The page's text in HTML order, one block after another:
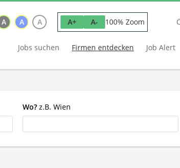
A A A A+ A- 100% Zoom
Jobs suchen Firmen entdecken Job Alert
Wo? z.B. Wien